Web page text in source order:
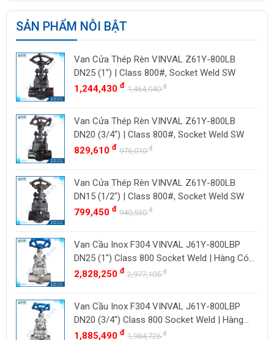
SIRCA
BESA
BAODI
TLV
ZENNER
DOUGLAS
LESER
VENN
YOSHITAKE
KITZ
DK VALVE
TIGER
HD FIRE
ETM
TAMAKI
ASAHI
SWISSFLUID
Pháp
Ấn Độ
Indonesia
Malaysia
Đài Loan
Việt Nam
Thụy Sĩ
Ba Lan
SẢN PHẨM NỖI BẬT
Van Cửa Thép Rèn VINVAL Z61Y-800LB
DN25 (1") | Class 800#, Socket Weld SW
1,244,430 đ 1,464,040đ
Van Cửa Thép Rèn VINVAL Z61Y-800LB
DN20 (3/4") | Class 800#, Socket Weld SW
829,610 đ 976,010đ
Van Cửa Thép Rèn VINVAL Z61Y-800LB
DN15 (1/2") | Class 800#, Socket Weld SW
799,450 đ 940,530đ
Van Cầu Inox F304 VINVAL J61Y-800LBP
DN25 (1") Class 800 Socket Weld | Hàng Có
Sẵn
2,828,250 đ 2,977,105đ
Van Cầu Inox F304 VINVAL J61Y-800LBP
DN20 (3/4") Class 800 Socket Weld | Hàng
Có Sẵn
1,885,490 đ 1,984,726đ